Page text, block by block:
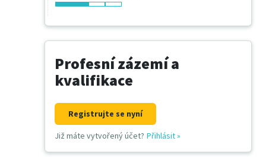
Profesní zázemí a
kvalifikace
Registrujte se nyní
Již máte vytvořený účet? Přihlásit»